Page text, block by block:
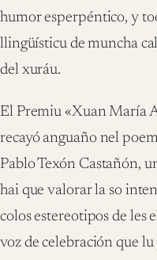
humor esperpéntico, y
llingüísticu de muncha
del xuráu.
El Premiu «Xuan María
recayó anguaño nel
Pablo Texón Castañón,
hai que valorar la so
colos estereotipos de les
voz de celebración que